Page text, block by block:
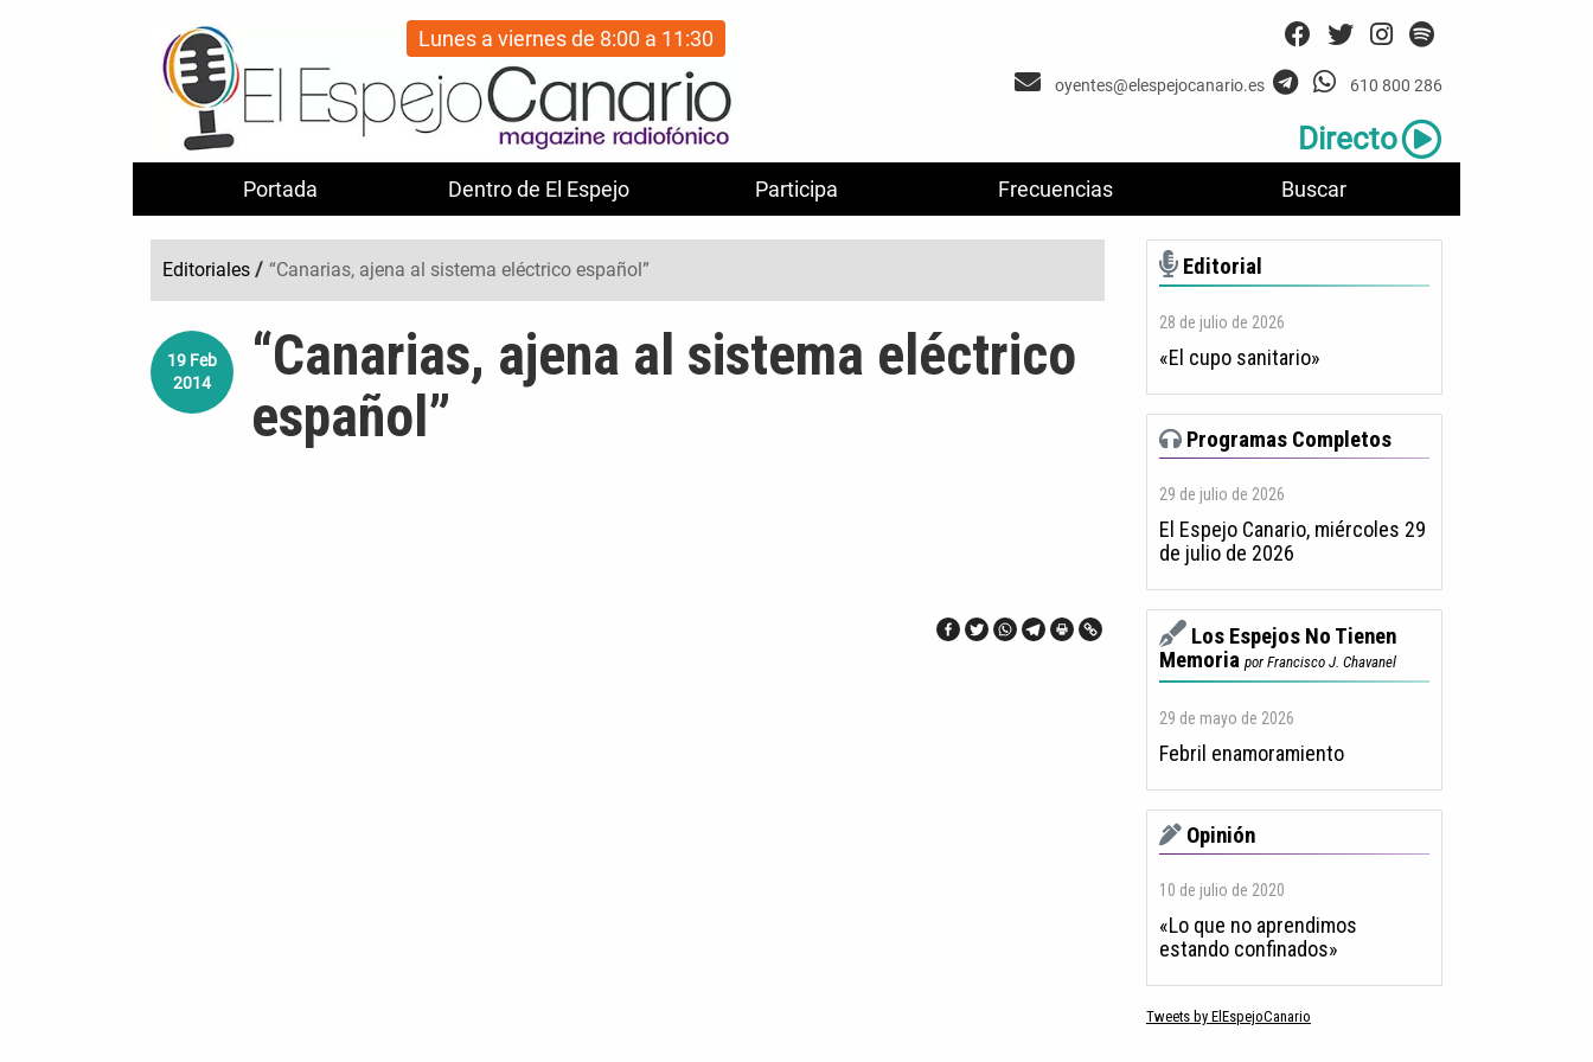
Portada Dentro de El Espejo Participa Frecuencias Buscar
Lunes a viernes de 8:00 a 11:30
oyentes@elespejocanario.es 610 800 286
Directo
Editoriales / “Canarias, ajena al sistema eléctrico español”
19 Feb
2014
“Canarias, ajena al sistema eléctrico
español”
Editorial
28 de julio de 2026
«El cupo sanitario»
Programas Completos
29 de julio de 2026
El Espejo Canario, miércoles 29
de julio de 2026
Los Espejos No Tienen
Memoria por Francisco J. Chavanel
29 de mayo de 2026
Febril enamoramiento
Opinión
10 de julio de 2020
«Lo que no aprendimos
estando confinados»
Tweets by ElEspejoCanario